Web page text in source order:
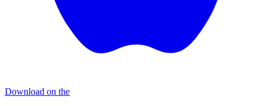
Download on the